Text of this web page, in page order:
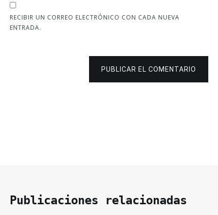
RECIBIR UN CORREO ELECTRÓNICO CON CADA NUEVA
ENTRADA.
PUBLICAR EL COMENTARIO
Publicaciones relacionadas